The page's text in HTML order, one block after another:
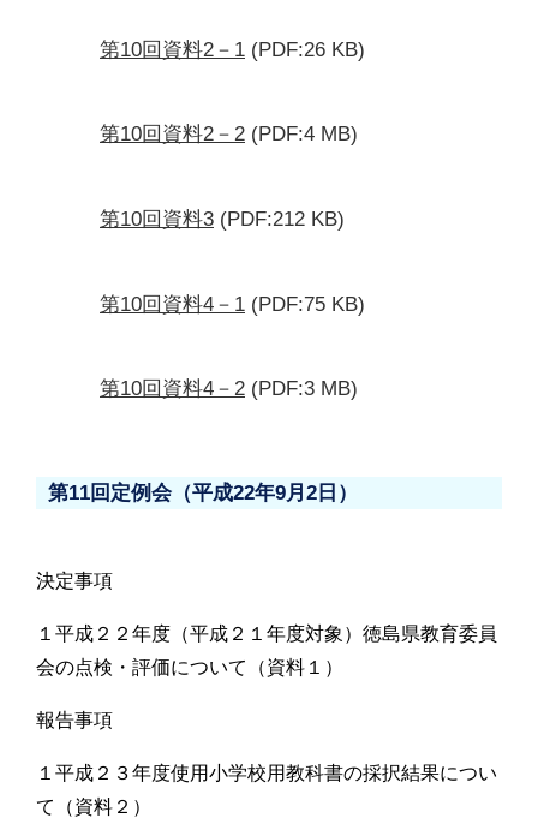
第10回資料2－1 (PDF:26 KB)
第10回資料2－2 (PDF:4 MB)
第10回資料3 (PDF:212 KB)
第10回資料4－1 (PDF:75 KB)
第10回資料4－2 (PDF:3 MB)
第11回定例会（平成22年9月2日）
決定事項
１平成２２年度（平成２１年度対象）徳島県教育委員
会の点検・評価について（資料１）
報告事項
１平成２３年度使用小学校用教科書の採択結果につい
て（資料２）